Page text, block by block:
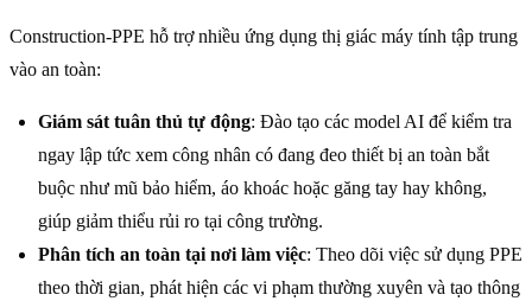
Construction-PPE hỗ trợ nhiều ứng dụng thị giác máy tính tập trung
vào an toàn:
Giám sát tuân thủ tự động: Đào tạo các model AI để kiểm tra
ngay lập tức xem công nhân có đang đeo thiết bị an toàn bắt
buộc như mũ bảo hiểm, áo khoác hoặc găng tay hay không,
giúp giảm thiểu rủi ro tại công trường.
Phân tích an toàn tại nơi làm việc: Theo dõi việc sử dụng PPE
theo thời gian, phát hiện các vi phạm thường xuyên và tạo thông